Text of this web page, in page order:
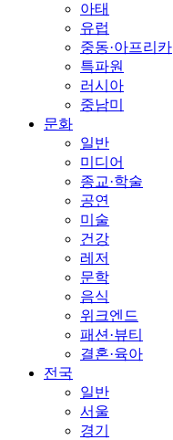
아태
유럽
중동·아프리카
특파원
러시아
중남미
문화
일반
미디어
종교·학술
공연
미술
건강
레저
문학
음식
위크엔드
패션·뷰티
결혼·육아
전국
일반
서울
경기